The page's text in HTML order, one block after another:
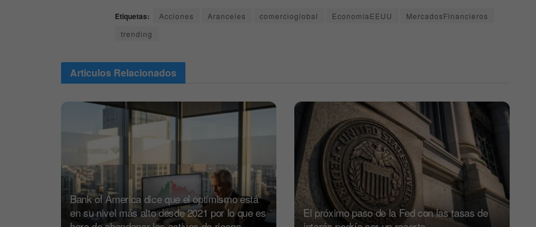
Etiquetas: Acciones Aranceles comercioglobal EconomíaEEUU
MercadosFinancieros
trending
Articulos Relacionados
Bank of America dice que el optimismo está
en su nivel más alto desde 2021 por lo que es
El próximo paso de la Fed con las tasas de